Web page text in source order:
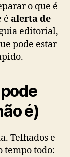
o que é
é alerta de
editorial,
pode estar
é)
Telhados e
tempo todo: